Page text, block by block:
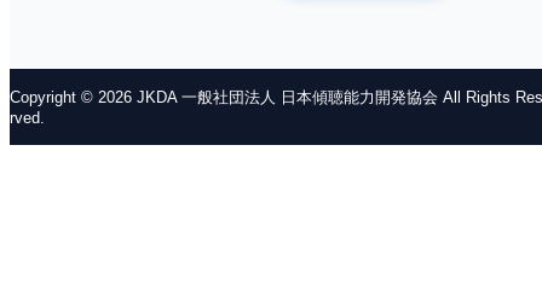
Copyright © 2026 JKDA 一般社団法人 日本傾聴能力開発協会 All Rights
rved.